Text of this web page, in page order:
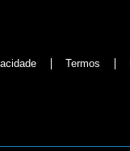
Termos